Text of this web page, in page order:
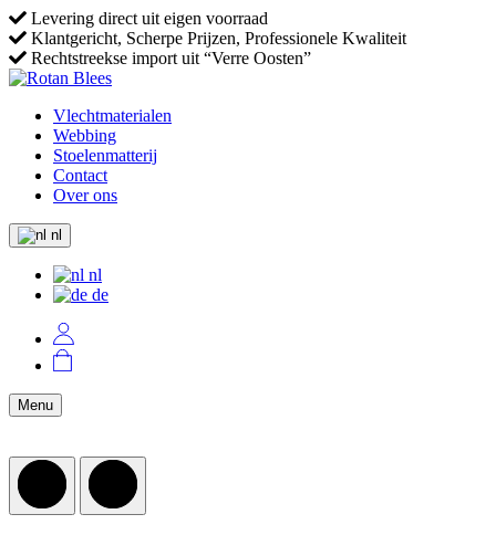
Levering direct uit eigen voorraad
Klantgericht, Scherpe Prijzen, Professionele Kwaliteit
Rechtstreekse import uit “Verre Oosten”
Vlechtmaterialen
Webbing
Stoelenmatterij
Contact
Over ons
nl
nl
de
Menu